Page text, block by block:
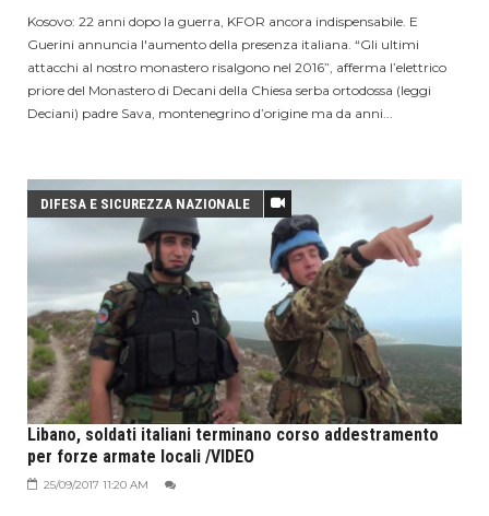
Kosovo: 22 anni dopo la guerra, KFOR ancora indispensabile. E
Guerini annuncia l'aumento della presenza italiana. “Gli ultimi
attacchi al nostro monastero risalgono nel 2016”, afferma l’elettrico
priore del Monastero di Decani della Chiesa serba ortodossa (leggi
Deciani) padre Sava, montenegrino d’origine ma da anni...
DIFESA E SICUREZZA NAZIONALE
Libano, soldati italiani terminano corso addestramento
per forze armate locali /VIDEO
25/09/2017 11:20 AM